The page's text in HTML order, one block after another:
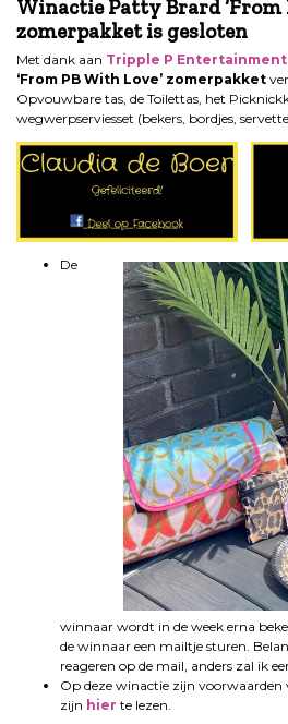
Winactie Patty Brard ‘From
zomerpakket is gesloten
Met dank aan Tripple P Entertainment
‘From PB With Love’ zomerpakket
Opvouwbare tas, de Toilettas, het
wegwerpserviesset (bekers, bordjes,
De
winnaar wordt in de week erna
de winnaar een mailtje sturen.
reageren op de mail, anders zal ik
Op deze winactie zijn voorwaarden
zijn hier te lezen.